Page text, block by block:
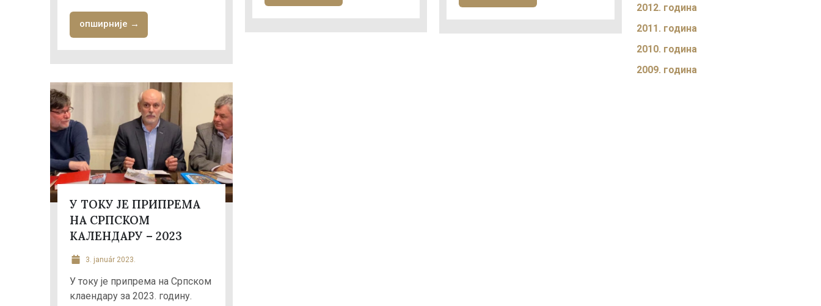
опширније →
У ТОКУ ЈЕ ПРИПРЕМА
НА СРПСКОМ
КАЛЕНДАРУ – 2023
3. január 2023.
У току је припрема на Српском
клаендару за 2023. годину.
2012. година
2011. година
2010. година
2009. година